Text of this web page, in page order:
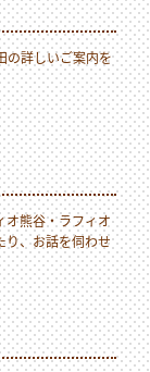
の詳しいご案内を
オ熊谷・ラフィオ
り、お話を伺わせ